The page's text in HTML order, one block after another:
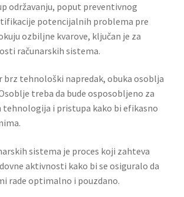
održavanju, poput preventivnog
potencijalnih problema pre
ozbiljne kvarove, ključan je za
računarskih sistema.
brz tehnološki napredak, obuka osoblja
treba da bude osposobljeno za
tehnologija i pristupa kako bi efikasno
sistema je proces koji zahteva
aktivnosti kako bi se osiguralo da
rade optimalno i pouzdano.